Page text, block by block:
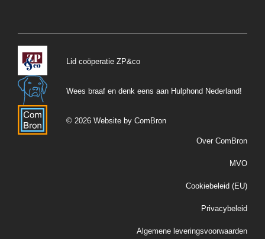
Lid coöperatie ZP&co
Wees braaf en denk eens aan Hulphond Nederland!
© 2026 Website by ComBron
Over ComBron
MVO
Cookiebeleid (EU)
Privacybeleid
Algemene leveringsvoorwaarden